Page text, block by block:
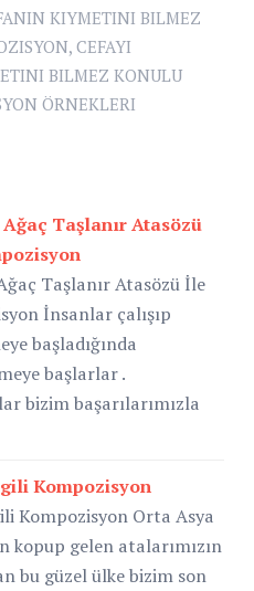
KIYMETINI BILMEZ
, CEFAYI
BILMEZ KONULU
ÖRNEKLERI
Taşlanır Atasözü
Taşlanır Atasözü İle
İnsanlar çalışıp
başladığında
başlarlar .
bizim başarılarımızla
Kompozisyon
Kompozisyon Orta Asya
kopup gelen atalarımızın
bu güzel ülke bizim son